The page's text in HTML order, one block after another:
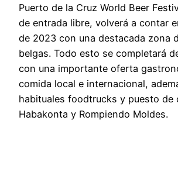
Puerto de la Cruz World Beer
de entrada libre, volverá a contar
de 2023 con una destacada zona
belgas. Todo esto se completará
con una importante oferta
comida local e internacional,
habituales foodtrucks y puesto de
Habakonta y Rompiendo Moldes.